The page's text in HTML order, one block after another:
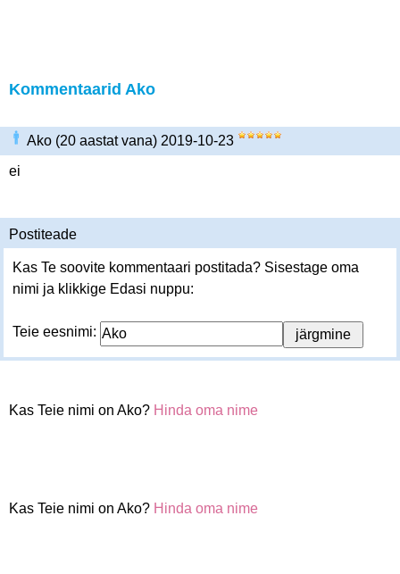
Kommentaarid Ako
Ako (20 aastat vana) 2019-10-23
ei
Postiteade
Kas Te soovite kommentaari postitada? Sisestage oma
nimi ja klikkige Edasi nuppu:
Teie eesnimi:
Kas Teie nimi on Ako? Hinda oma nime
Kas Teie nimi on Ako? Hinda oma nime